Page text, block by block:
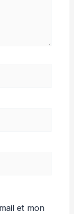
et mon